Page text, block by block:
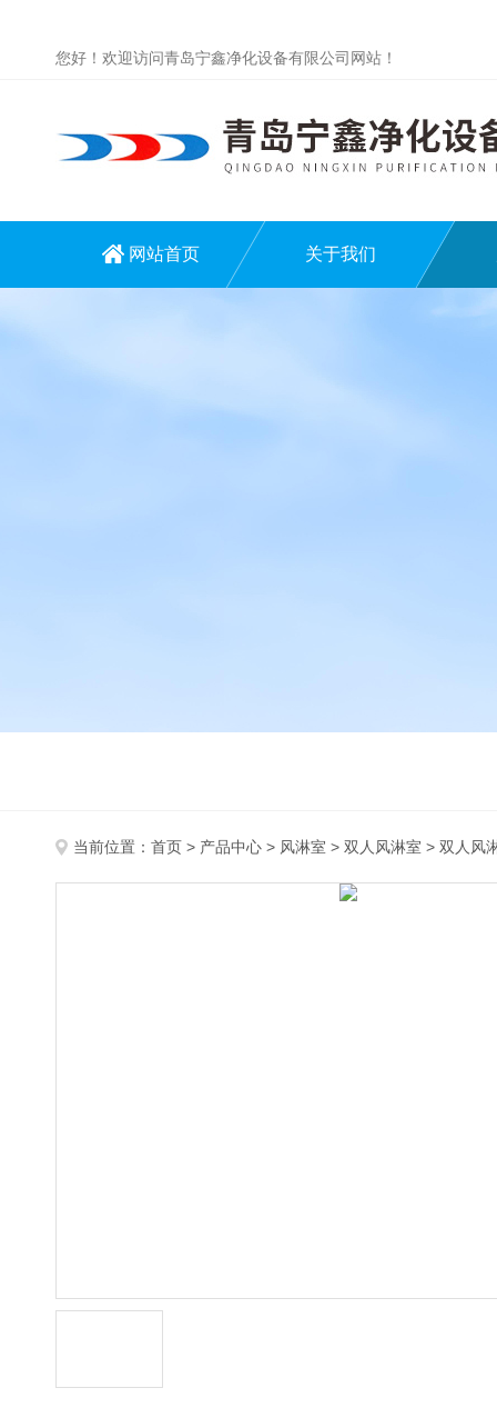
您好！欢迎访问青岛宁鑫净化设备有限公司网站！
网站首页 关于我们
当前位置： 首页 > 产品中心 > 风淋室 > 双人风淋室 > 双人风